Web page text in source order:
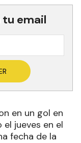
tu email
en un gol en
jueves en el
fecha de la